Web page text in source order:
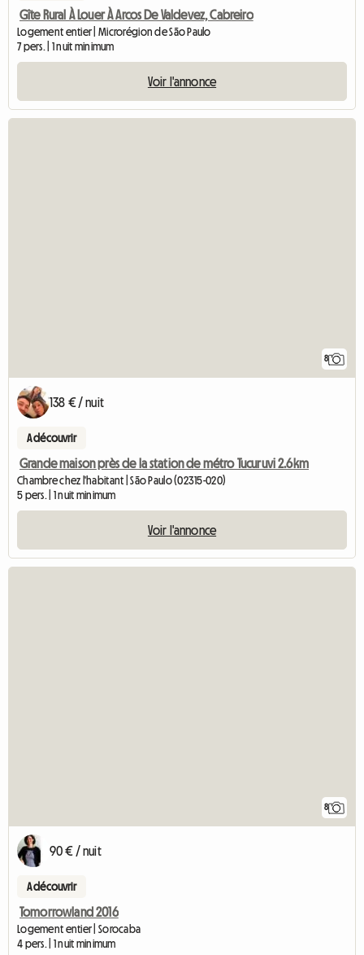
Gîte Rural À Louer À Arcos De Valdevez, Cabreiro
Logement entier | Microrégion de São Paulo
7 pers. | 1 nuit minimum
Voir l'annonce
8
138 € / nuit
A découvrir
Grande maison près de la station de métro Tucuruvi 2.6km
Chambre chez l'habitant | São Paulo (02315-020)
5 pers. | 1 nuit minimum
Voir l'annonce
8
90 € / nuit
A découvrir
Tomorrowland 2016
Logement entier | Sorocaba
4 pers. | 1 nuit minimum